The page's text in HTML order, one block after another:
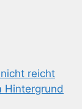
reicht
Hintergrund